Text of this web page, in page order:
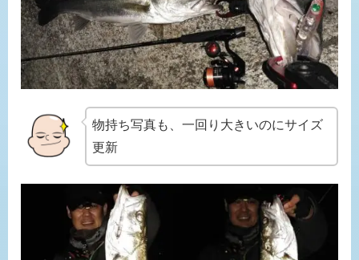
物持ち写真も、一回り大きいのにサイズ
更新